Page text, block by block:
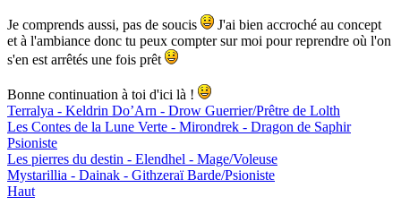
Je comprends aussi, pas de soucis
J'ai bien accroché au concept
et à l'ambiance donc tu peux compter sur moi pour reprendre où l'on
s'en est arrêtés une fois prêt
Bonne continuation à toi d'ici là !
Terralya - Keldrin Do’Arn - Drow Guerrier/Prêtre de Lolth
Les Contes de la Lune Verte - Mirondrek - Dragon de Saphir
Psioniste
Les pierres du destin - Elendhel - Mage/Voleuse
Mystarillia - Dainak - Githzeraï Barde/Psioniste
Haut